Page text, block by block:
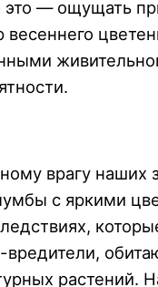
— ощущать
весеннего
врагу
с яркими